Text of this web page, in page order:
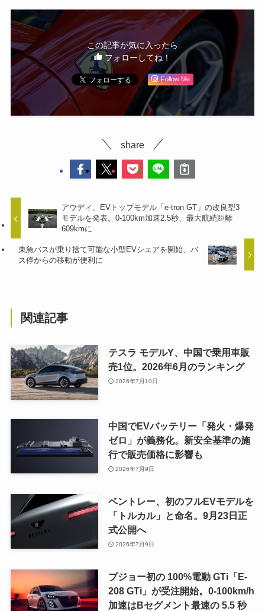
この記事が気に入ったら
フォローしてね！
Follow Me
share
アウディ、EVトップモデル「e-tron GT」の改良型3
モデルを発表。0-100km加速2.5秒、最大航続距離
609kmに
東急バスが乗り捨て可能な小型EVシェアを開始、バ
ス停からの移動が便利に
関連記事
テスラ モデルY、中国で乗用車販
売1位。2026年6月のランキング
2026年7月10日
中国でEVバッテリー「発火・爆発
ゼロ」が義務化。新安全基準の施
行で販売価格に影響も
2026年7月9日
ベントレー、初のフルEVモデルを
「トルカル」と命名。9月23日正
式公開へ
2026年7月9日
プジョー初の 100%電動 GTi「E-
208 GTi」が受注開始。0-100km/h
加速はBセグメント最速の 5.5 秒